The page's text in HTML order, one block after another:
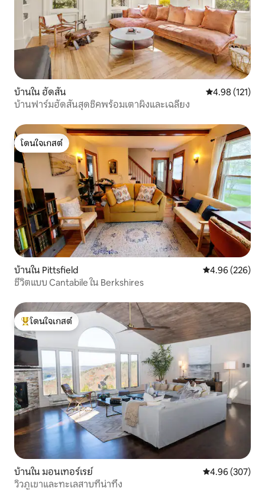
บ้านใน ฮัดสัน คะแนนเฉลี่ย
4.98 (121)
บ้านฟาร์มฮัดสันสุดชิคพร้อมเตาผิงและเฉลียง
โดนใจเกสต์
โดนใจเกสต์
บ้านใน Pittsfield คะแนนเฉลี่ย
4.96 (226)
ชีวิตแบบ Cantabile ใน Berkshires
โดนใจเกสต์ที่สุด
โดนใจเกสต์
บ้านใน มอนเทอร์เรย์ คะแนนเฉลี่ย
4.96 (307)
วิวภูเขาและทะเลสาบที่น่าทึ่ง